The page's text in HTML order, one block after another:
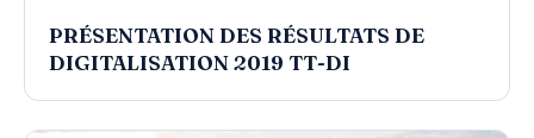
PRÉSENTATION DES RÉSULTATS DE
DIGITALISATION 2019 TT-DI